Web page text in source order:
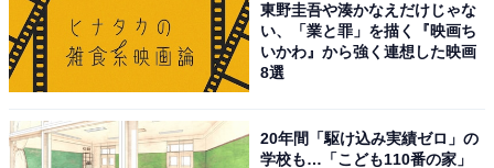
東野圭吾や湊かなえだけじゃな
い、「業と罪」を描く『映画ち
いかわ』から強く連想した映画
8選
20年間「駆け込み実績ゼロ」の
学校も…「こども110番の家」